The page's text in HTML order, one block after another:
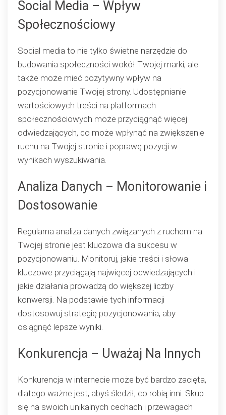
Social Media – Wpływ
Społecznościowy
Social media to nie tylko świetne narzędzie do
budowania społeczności wokół Twojej marki, ale
także może mieć pozytywny wpływ na
pozycjonowanie Twojej strony. Udostępnianie
wartościowych treści na platformach
społecznościowych może przyciągnąć więcej
odwiedzających, co może wpłynąć na zwiększenie
ruchu na Twojej stronie i poprawę pozycji w
wynikach wyszukiwania.
Analiza Danych – Monitorowanie i
Dostosowanie
Regularna analiza danych związanych z ruchem na
Twojej stronie jest kluczowa dla sukcesu w
pozycjonowaniu. Monitoruj, jakie treści i słowa
kluczowe przyciągają najwięcej odwiedzających i
jakie działania prowadzą do większej liczby
konwersji. Na podstawie tych informacji
dostosowuj strategię pozycjonowania, aby
osiągnąć lepsze wyniki.
Konkurencja – Uważaj Na Innych
Konkurencja w internecie może być bardzo zacięta,
dlatego ważne jest, abyś śledził, co robią inni. Skup
się na swoich unikalnych cechach i przewagach